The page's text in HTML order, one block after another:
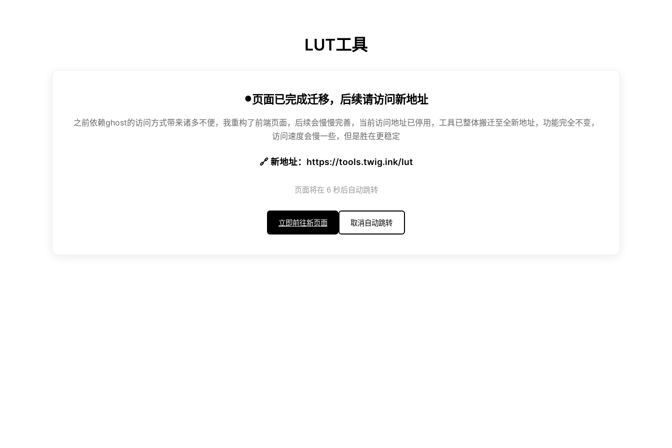
LUT工具
页面已完成迁移，后续请访问新地址
之前依赖ghost的访问方式带来诸多不便，我重构了前端页面，后续会慢慢完善，当前访问地址已停用，工具已整体搬迁至全新地址，功能完全不变，
访问速度会慢一些，但是胜在更稳定
🔗 新地址：https://tools.twig.ink/lut
页面将在 6秒后自动跳转
立即前往新页面 取消自动跳转